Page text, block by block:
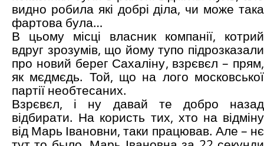
видно робила які добрі діла, чи може така
фартова була…
В цьому місці власник компанії, котрий
вдруг зрозумів, що йому тупо підрозказали
про новий берег Сахаліну, взрєвєл – прям,
як мєдмєдь. Той, що на лого московської
партії необтесаних.
Взрєвєл, і ну давай те добро назад
відбирати. На користь тих, хто на відміну
від Марь Івановни, таки працював. Але – нє